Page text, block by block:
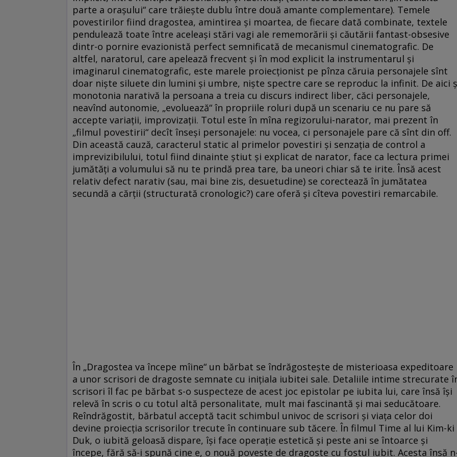
parte a oraşului“ care trăieşte dublu între două amante complementare). Temele
povestirilor fiind dragostea, amintirea şi moartea, de fiecare dată combinate, textele
pendulează toate între aceleaşi stări vagi ale rememorării şi căutării fantast-obsesive
dintr-o pornire evazionistă perfect semnificată de mecanismul cinematografic. De
altfel, naratorul, care apelează frecvent şi în mod explicit la instrumentarul şi
imaginarul cinematografic, este marele proiecţionist pe pînza căruia personajele sînt
doar nişte siluete din lumini şi umbre, nişte spectre care se reproduc la infinit. De aici
monotonia narativă la persoana a treia cu discurs indirect liber, căci personajele,
neavînd autonomie, „evoluează“ în propriile roluri după un scenariu ce nu pare să
accepte variaţii, improvizaţii. Totul este în mîna regizorului-narator, mai prezent în
„filmul povestirii“ decît înseşi personajele: nu vocea, ci personajele pare că sînt din off.
Din această cauză, caracterul static al primelor povestiri şi senzaţia de control a
imprevizibilului, totul fiind dinainte ştiut şi explicat de narator, face ca lectura primei
jumătăţi a volumului să nu te prindă prea tare, ba uneori chiar să te irite. Însă acest
relativ defect narativ (sau, mai bine zis, desuetudine) se corectează în jumătatea
secundă a cărţii (structurată cronologic?) care oferă şi cîteva povestiri remarcabile.
În „Dragostea va începe mîine“ un bărbat se îndrăgosteşte de misterioasa expeditoare
a unor scrisori de dragoste semnate cu iniţiala iubitei sale. Detaliile intime strecurate
scrisori îl fac pe bărbat s-o suspecteze de acest joc epistolar pe iubita lui, care însă îşi
relevă în scris o cu totul altă personalitate, mult mai fascinantă şi mai seducătoare.
Reîndrăgostit, bărbatul acceptă tacit schimbul univoc de scrisori şi viaţa celor doi
devine proiecţia scrisorilor trecute în continuare sub tăcere. În filmul Time al lui Kim-ki
Duk, o iubită geloasă dispare, îşi face operaţie estetică şi peste ani se întoarce şi
începe, fără să-i spună cine e, o nouă poveste de dragoste cu fostul iubit. Acesta însă